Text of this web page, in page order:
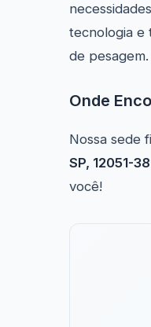
tecnologia e
de pesagem.
Onde
Nossa sede
SP, 12051-
você!